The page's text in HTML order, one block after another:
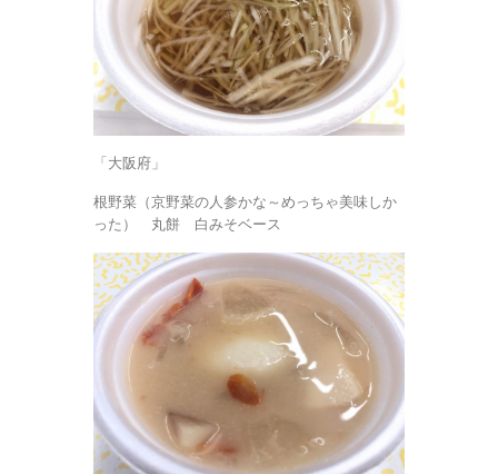
「大阪府」
根野菜（京野菜の人参かな～めっちゃ美味しか
った） 丸餅 白みそベース